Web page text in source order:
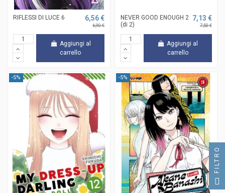
RIFLESSI DI LUCE 6 6,56 €
6,90 €
Aggiungi al
carrello
NEVER GOOD ENOUGH 2
(di 2)
7,13 €
7,50 €
Aggiungi al
carrello
-5% -5%
FILTRO